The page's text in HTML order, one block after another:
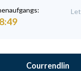
Courrendlin